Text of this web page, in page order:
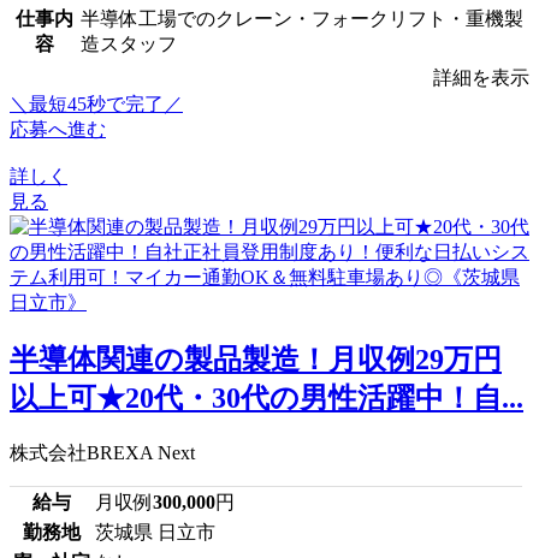
仕事内
容
半導体工場でのクレーン・フォークリフト・重機製
造スタッフ
詳細を表示
＼最短45秒で完了／
応募へ進む
詳しく
見る
半導体関連の製品製造！月収例29万円
以上可★20代・30代の男性活躍中！自...
株式会社BREXA Next
給与 月収例 300,000円
勤務地
茨城県 日立市